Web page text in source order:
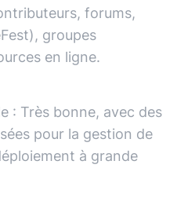
forums,
groupes
en ligne.
: Très bonne, avec des
pour la gestion de
à grande